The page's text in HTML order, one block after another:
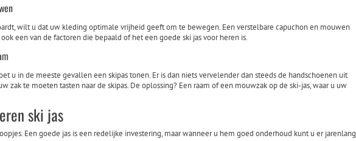
wilt u dat uw kleding optimale vrijheid geeft om te bewegen. Een verstelbare capuchon en mouwen
een van de factoren die bepaald of het een goede ski jas voor heren is.
u in de meeste gevallen een skipas tonen. Er is dan niets vervelender dan steeds de handschoenen uit
zak te moeten tasten naar de skipas. De oplossing? Een raam of een mouwzak op de ski-jas, waar u uw
ski jas
Een goede jas is een redelijke investering, maar wanneer u hem goed onderhoud kunt u er jarenlang